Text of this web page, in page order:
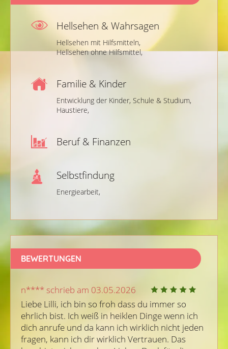
Hellsehen & Wahrsagen
Hellsehen mit Hilfsmitteln,
Hellsehen ohne Hilfsmittel,
Familie & Kinder
Entwicklung der Kinder, Schule & Studium,
Haustiere,
Beruf & Finanzen
Selbstfindung
Energiearbeit,
BEWERTUNGEN
n**** schrieb am 03.05.2026
Liebe Lilli, ich bin so froh dass du immer so
ehrlich bist. Ich weiß in heiklen Dinge wenn ich
dich anrufe und da kann ich wirklich nicht jeden
fragen, kann ich dir wirklich Vertrauen. Das